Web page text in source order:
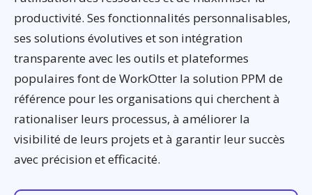
productivité. Ses fonctionnalités personnalisables,
ses solutions évolutives et son intégration
transparente avec les outils et plateformes
populaires font de WorkOtter la solution PPM de
référence pour les organisations qui cherchent à
rationaliser leurs processus, à améliorer la
visibilité de leurs projets et à garantir leur succès
avec précision et efficacité.